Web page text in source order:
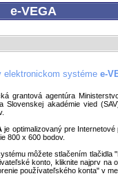
e-VEGA
elektronickom systéme e-
grantová agentúra
Slovenskej akadémie vied
je optimalizovaný pre
800 x 600 bodov.
môžete stlačením tlačidla
konto, kliknite najprv na
používateľského konta" v